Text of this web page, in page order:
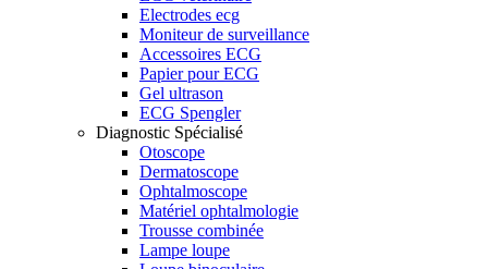
Electrodes ecg
Moniteur de surveillance
Accessoires ECG
Papier pour ECG
Gel ultrason
ECG Spengler
Diagnostic Spécialisé
Otoscope
Dermatoscope
Ophtalmoscope
Matériel ophtalmologie
Trousse combinée
Lampe loupe